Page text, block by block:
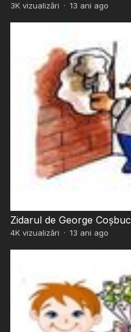
3Kvizualizări · 13 ani ago
Zidarul de George Coșbuc
4Kvizualizări · 13 ani ago